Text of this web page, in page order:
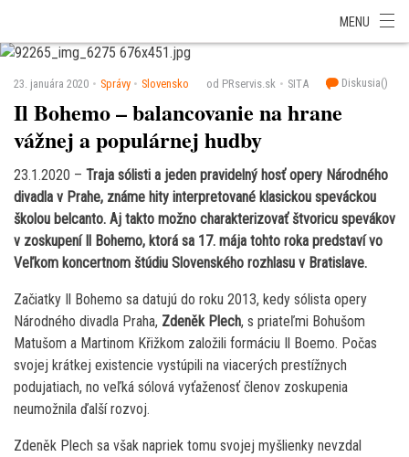
MENU
23. januára 2020 Správy Slovensko od PRservis.sk SITA Diskusia()
Il Bohemo – balancovanie na hrane
vážnej a populárnej hudby
23.1.2020 – Traja sólisti a jeden pravidelný hosť opery Národného
divadla v Prahe, známe hity interpretované klasickou speváckou
školou belcanto. Aj takto možno charakterizovať štvoricu spevákov
v zoskupení Il Bohemo, ktorá sa 17. mája tohto roka predstaví vo
Veľkom koncertnom štúdiu Slovenského rozhlasu v Bratislave.
Začiatky Il Bohemo sa datujú do roku 2013, kedy sólista opery
Národného divadla Praha, Zdeněk Plech, s priateľmi Bohušom
Matušom a Martinom Křižkom založili formáciu Il Boemo. Počas
svojej krátkej existencie vystúpili na viacerých prestížnych
podujatiach, no veľká sólová vyťaženosť členov zoskupenia
neumožnila ďalší rozvoj.
Zdeněk Plech sa však napriek tomu svojej myšlienky nevzdal